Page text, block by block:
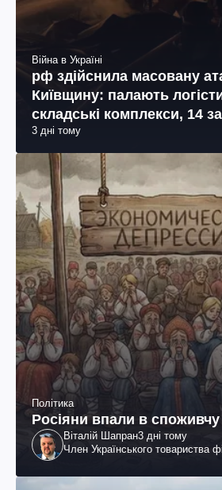
Війна в Україні
рф здійснила масовану
Київщину: палають
складські комплекси, 14
поранених (фото, відео)
3 дні тому
Політика
Росіяни впали в
Віталій Шапран3 дні тому
Член Українського товариства